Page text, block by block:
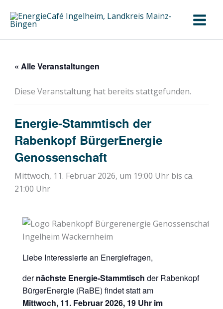
Inhalt
springen
« Alle Veranstaltungen
Diese Veranstaltung hat bereits stattgefunden.
Energie-Stammtisch der
Rabenkopf BürgerEnergie
Genossenschaft
Mittwoch, 11. Februar 2026, um 19:00 Uhrbis ca.
21:00 Uhr
Liebe Interessierte an Energiefragen,
dernächste Energie-Stammtisch der Rabenkopf
BürgerEnergie (RaBE) findet statt am
Mittwoch, 11. Februar 2026, 19 Uhr im